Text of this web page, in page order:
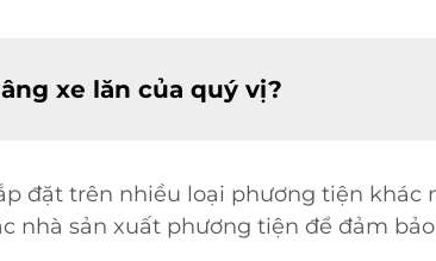
xe lăn của quý vị?
đặt trên nhiều loại phương tiện khác
nhà sản xuất phương tiện để đảm